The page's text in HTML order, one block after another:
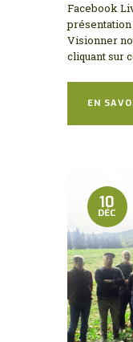
Facebook
présentation
Visionner
cliquant sur
EN
10
DÉC